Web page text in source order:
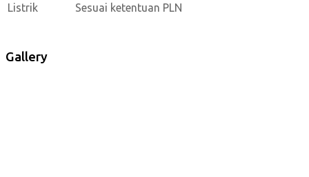
Listrik
Sesuai ketentuan PLN
Gallery